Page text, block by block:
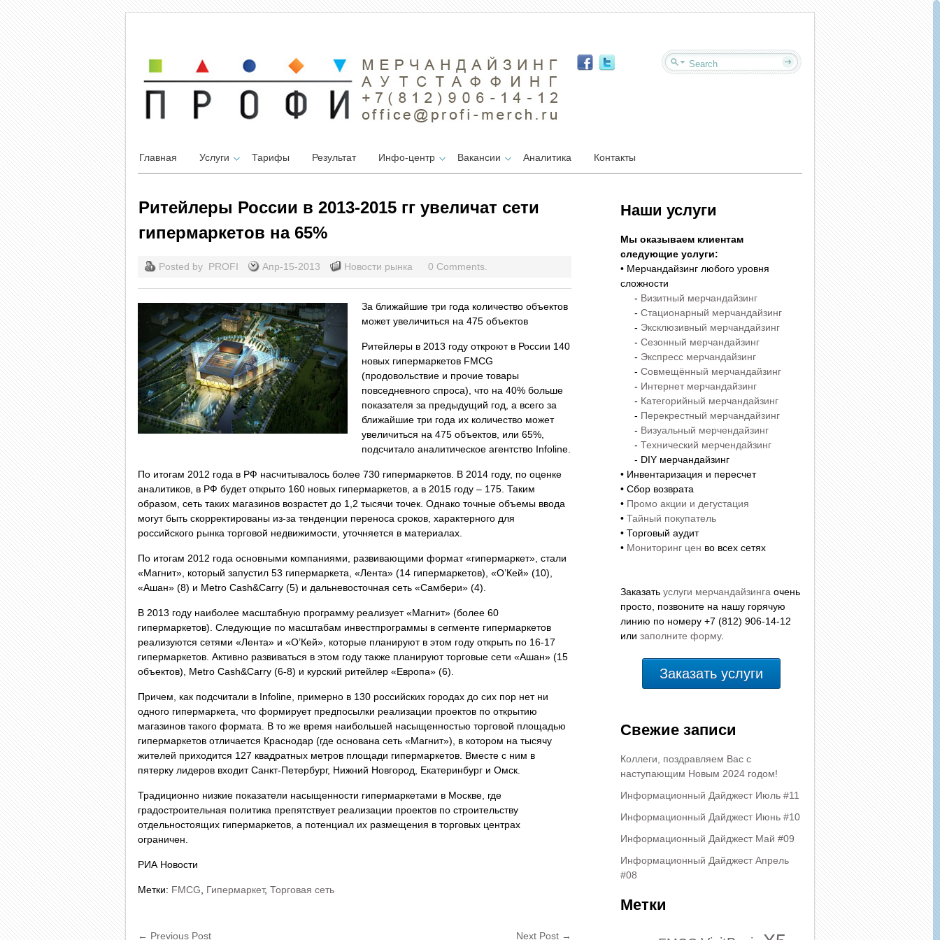
Главная Услуги Тарифы Результат Инфо-центр Вакансии Аналитика Контакты
Ритейлеры России в 2013-2015 гг увеличат сети
гипермаркетов на 65%
Posted by PROFI Апр-15-2013 Новости рынка 0 Comments.
За ближайшие три года количество объектов
может увеличиться на 475 объектов
Ритейлеры в 2013 году откроют в России 140
новых гипермаркетов FMCG
(продовольствие и прочие товары
повседневного спроса), что на 40% больше
показателя за предыдущий год, а всего за
ближайшие три года их количество может
увеличиться на 475 объектов, или 65%,
подсчитало аналитическое агентство Infoline.
По итогам 2012 года в РФ насчитывалось более 730 гипермаркетов. В 2014 году, по оценке
аналитиков, в РФ будет открыто 160 новых гипермаркетов, а в 2015 году – 175. Таким
образом, сеть таких магазинов возрастет до 1,2 тысячи точек. Однако точные объемы ввода
могут быть скорректированы из-за тенденции переноса сроков, характерного для
российского рынка торговой недвижимости, уточняется в материалах.
По итогам 2012 года основными компаниями, развивающими формат «гипермаркет», стали
«Магнит», который запустил 53 гипермаркета, «Лента» (14 гипермаркетов), «O’Кей» (10),
«Ашан» (8) и Metro Cash&Carry (5) и дальневосточная сеть «Самбери» (4).
В 2013 году наиболее масштабную программу реализует «Магнит» (более 60
гипермаркетов). Следующие по масштабам инвестпрограммы в сегменте гипермаркетов
реализуются сетями «Лента» и «О’Кей», которые планируют в этом году открыть по 16-17
гипермаркетов. Активно развиваться в этом году также планируют торговые сети «Aшан» (15
объектов), Metro Cash&Carry (6-8) и курский ритейлер «Европа» (6).
Причем, как подсчитали в Infoline, примерно в 130 российских городах до сих пор нет ни
одного гипермаркета, что формирует предпосылки реализации проектов по открытию
магазинов такого формата. В то же время наибольшей насыщенностью торговой площадью
гипермаркетов отличается Краснодар (где основана сеть «Магнит»), в котором на тысячу
жителей приходится 127 квадратных метров площади гипермаркетов. Вместе с ним в
пятерку лидеров входит Санкт-Петербург, Нижний Новгород, Екатеринбург и Омск.
Традиционно низкие показатели насыщенности гипермаркетами в Москве, где
градостроительная политика препятствует реализации проектов по строительству
отдельностоящих гипермаркетов, а потенциал их размещения в торговых центрах
ограничен.
РИА Новости
Метки: FMCG Гипермаркет, Торговая сеть
← Previous Post Next Post →
Наши услуги
Мы оказываем клиентам
следующие услуги:
• Мерчандайзинг любого уровня
сложности
- Визитный мерчандайзинг
- Стационарный мерчандайзинг
- Эксклюзивный мерчандайзинг
- Сезонный мерчандайзинг
- Экспресс мерчандайзинг
- Совмещённый мерчандайзинг
- Интернет мерчандайзинг
- Категорийный мерчандайзинг
- Перекрестный мерчандайзинг
- Визуальный мерчендайзинг
- Технический мерчендайзинг
- DIY мерчандайзинг
• Инвентаризация и пересчет
• Сбор возврата
• Промо акции и дегустация
• Тайный покупатель
• Торговый аудит
• Мониторинг цен во всех сетях
Заказать услуги мерчандайзинга очень
просто, позвоните на нашу горячую
линию по номеру +7 (812) 906-14-12
или заполните форму.
Заказать услуги
Свежие записи
Коллеги, поздравляем Вас с
наступающим Новым 2024 годом!
Информационный Дайджест Июль #11
Информационный Дайджест Июнь #10
Информационный Дайджест Май #09
Информационный Дайджест Апрель
#08
Метки